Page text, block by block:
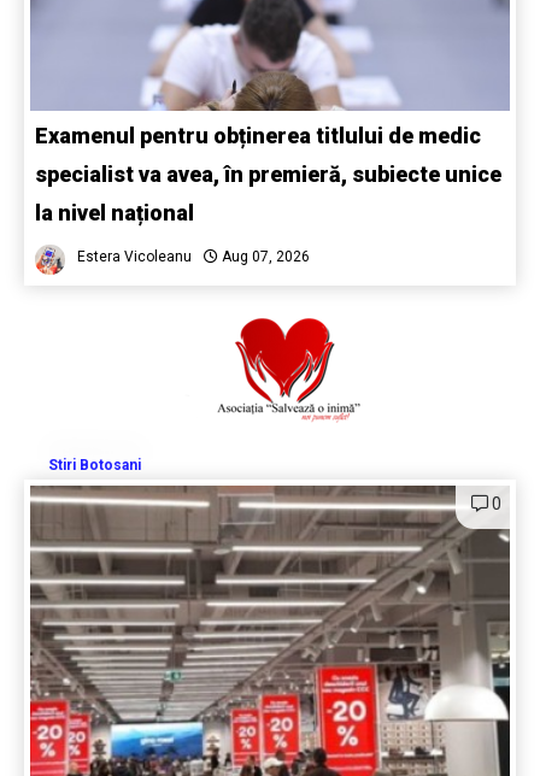
Examenul pentru obținerea titlului de medic
specialist va avea, în premieră, subiecte unice
la nivel național
Estera Vicoleanu Aug 07, 2026
Stiri Botosani
0